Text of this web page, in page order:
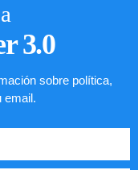
3.0
sobre política,
email.